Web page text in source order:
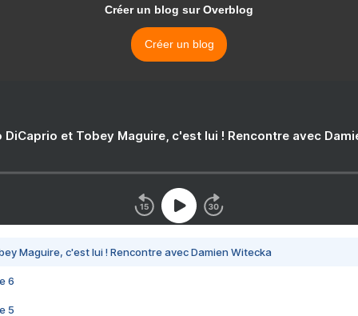
Créer un blog sur Overblog
Créer un blog
DiCaprio et Tobey Maguire, c'est lui ! Rencontre avec
Maguire, c'est lui ! Rencontre avec Damien Witecka
6
5